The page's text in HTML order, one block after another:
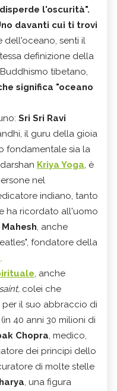
l'oscurità".
davanti cui ti trovi
dell'oceano, senti il
definizione della
tibetano,
significa "oceano
Sri Sri Ravi
il guru della gioia
fondamentale sia la
Kriya Yoga, è
nel
indiano, tanto
ha ricordato all'uomo
, anche
fondatore della
.
, anche
colei che
il suo abbraccio di
40 anni 30 milioni di
Chopra, medico,
dei principi dello
di molte stelle
, una figura